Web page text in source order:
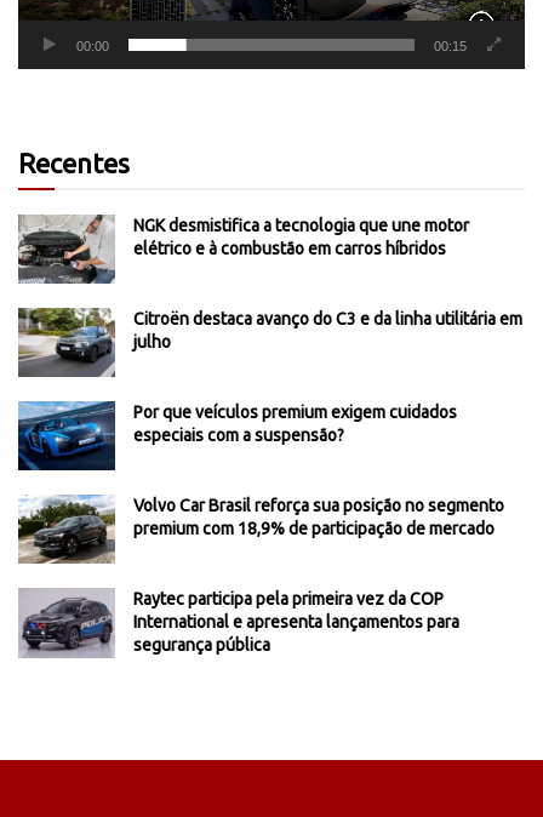
00:00 00:15
Recentes
NGK desmistifica a tecnologia que une motor
elétrico e à combustão em carros híbridos
Citroën destaca avanço do C3 e da linha utilitária em
julho
Por que veículos premium exigem cuidados
especiais com a suspensão?
Volvo Car Brasil reforça sua posição no segmento
premium com 18,9% de participação de mercado
Raytec participa pela primeira vez da COP
International e apresenta lançamentos para
segurança pública